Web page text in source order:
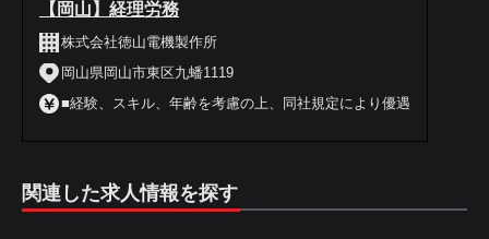
【岡山】経理労務
株式会社徳山電機製作所
岡山県岡山市東区九蟠1119
■経験、スキル、年齢を考慮の上、同社規定により優遇
関連した求人情報を探す